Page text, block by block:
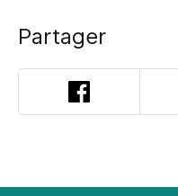
Partager
Facebook